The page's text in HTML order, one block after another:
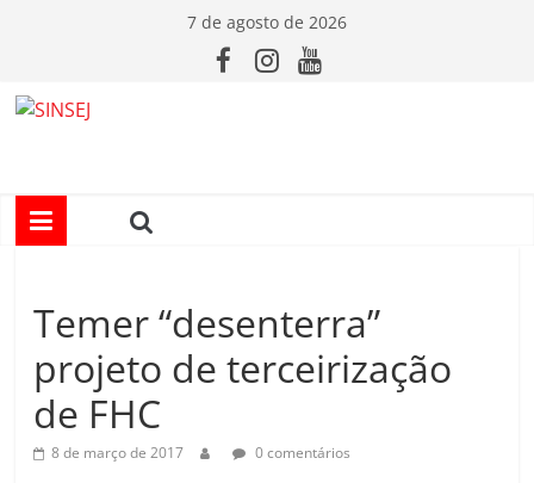
conteúdo
7 de agosto de 2026
I
S
E
Temer “desenterra”
projeto de terceirização
de FHC
8 de março de 2017 0 comentários